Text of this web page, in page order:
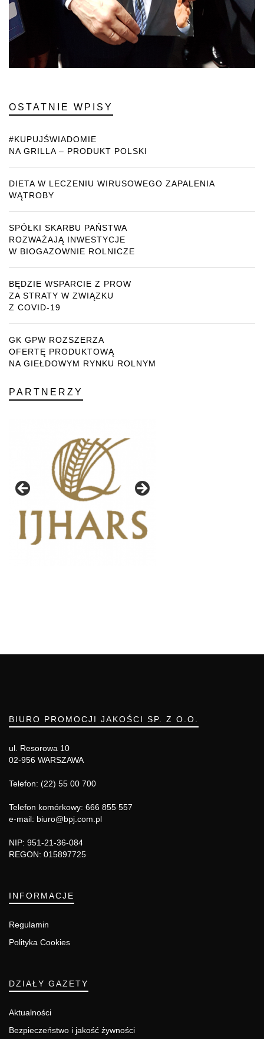
OSTATNIE WPISY
#KUPUJŚWIADOMIE
NA GRILLA – PRODUKT POLSKI
DIETA W LECZENIU WIRUSOWEGO ZAPALENIA
WĄTROBY
SPÓŁKI SKARBU PAŃSTWA
ROZWAŻAJĄ INWESTYCJE
W BIOGAZOWNIE ROLNICZE
BĘDZIE WSPARCIE Z PROW
ZA STRATY W ZWIĄZKU
Z COVID-19
GK GPW ROZSZERZA
OFERTĘ PRODUKTOWĄ
NA GIEŁDOWYM RYNKU ROLNYM
PARTNERZY
BIURO PROMOCJI JAKOŚCI SP. Z O.O.
ul. Resorowa 10
02-956 WARSZAWA
Telefon: (22) 55 00 700
Telefon komórkowy: 666 855 557
e-mail: biuro@bpj.com.pl
NIP: 951-21-36-084
REGON: 015897725
INFORMACJE
Regulamin
Polityka Cookies
DZIAŁY GAZETY
Aktualności
Bezpieczeństwo i jakość żywności